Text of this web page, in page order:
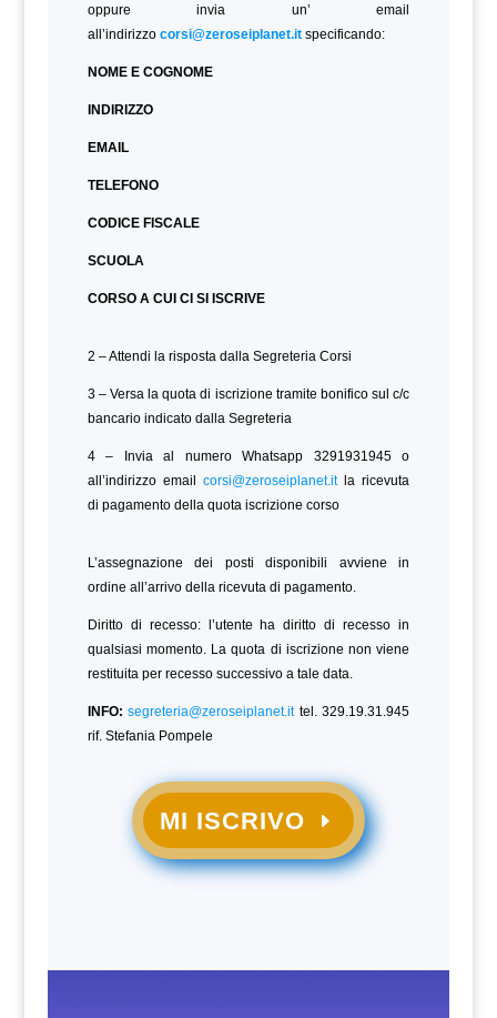
oppure invia un’ email
all’indirizzo corsi@zeroseiplanet.itspecificando:
NOME E COGNOME
INDIRIZZO
EMAIL
TELEFONO
CODICE FISCALE
SCUOLA
CORSO A CUI CI SI ISCRIVE
2 – Attendi la risposta dalla Segreteria Corsi
3 – Versa la quota di iscrizione tramite bonifico sul c/c
bancario indicato dalla Segreteria
4 – Invia al numero Whatsapp 3291931945 o
all’indirizzo email corsi@zeroseiplanet.itla ricevuta
di pagamento della quota iscrizione corso
L’assegnazione dei posti disponibili avviene in
ordine all’arrivo della ricevuta di pagamento.
Diritto di recesso: l’utente ha diritto di recesso in
qualsiasi momento. La quota di iscrizione non viene
restituita per recesso successivo a tale data.
INFO: segreteria@zeroseiplanet.ittel. 329.19.31.945
rif. Stefania Pompele
MI ISCRIVO